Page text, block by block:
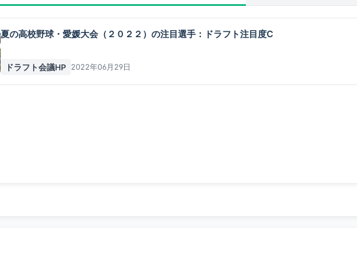
夏の高校野球・愛媛大会（２０２２）の注目選手：ドラフト注目度C
ドラフト会議HP 2022年06月29日